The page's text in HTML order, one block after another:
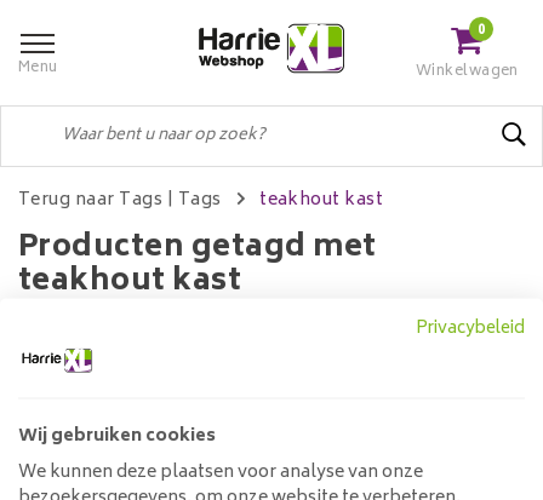
Menu
0
Winkelwagen
Terug naar Tags | Tags teakhout kast
Producten getagd met
teakhout kast
Geen producten gevonden!...
Privacybeleid
Wij gebruiken cookies
We kunnen deze plaatsen voor analyse van onze